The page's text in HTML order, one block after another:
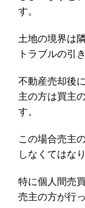
す。
土地の境界は
トラブルの引
不動産売却後
主の方は買主
す。
この場合売主
しなくてはな
特に個人間売
売主の方が行